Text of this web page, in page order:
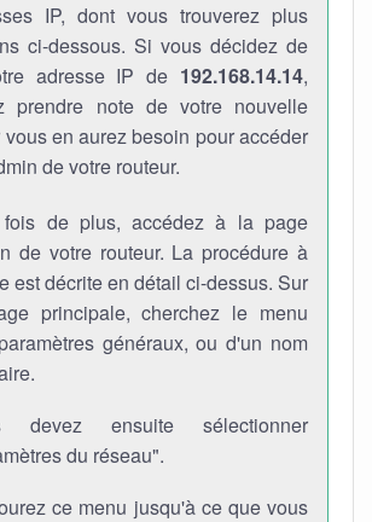
IP, dont vous trouverez plus
ci-dessous. Si vous décidez de
adresse IP de 192.168.14.14,
prendre note de votre nouvelle
en aurez besoin pour accéder
de votre routeur.
de plus, accédez à la page
de votre routeur. La procédure à
est décrite en détail ci-dessus. Sur
principale, cherchez le menu
généraux, ou d'un nom
devez ensuite sélectionner
du réseau".
ce menu jusqu'à ce que vous